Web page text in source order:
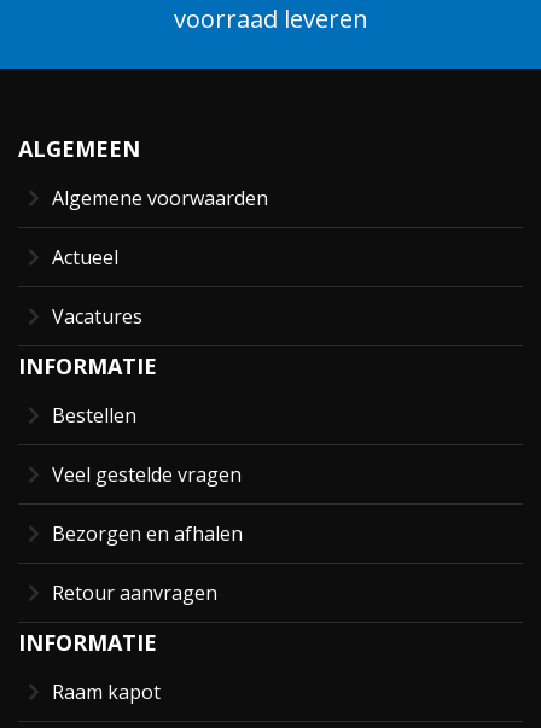
voorraad leveren
ALGEMEEN
Algemene voorwaarden
Actueel
Vacatures
INFORMATIE
Bestellen
Veel gestelde vragen
Bezorgen en afhalen
Retour aanvragen
INFORMATIE
Raam kapot